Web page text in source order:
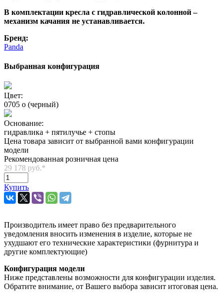
В комплектации кресла с гидравлической колонной –
механизм качания не устанавливается.
Бренд:
Panda
Выбранная конфигурация
Цвет:
0705 o (черный)
Основание:
гидравлика + пятилучье + стопы
Цена товара зависит от выбранной вами конфигурации
модели
Рекомендованная розничная цена
29 178 руб.*
Купить
Производитель имеет право без предварительного
уведомления вносить изменения в изделие, которые не
ухудшают его технические характеристики (фурнитура и
другие комплектующие)
Конфигурация модели
Ниже представлены возможности для конфигурации изделия.
Обратите внимание, от Вашего выбора зависит итоговая цена.